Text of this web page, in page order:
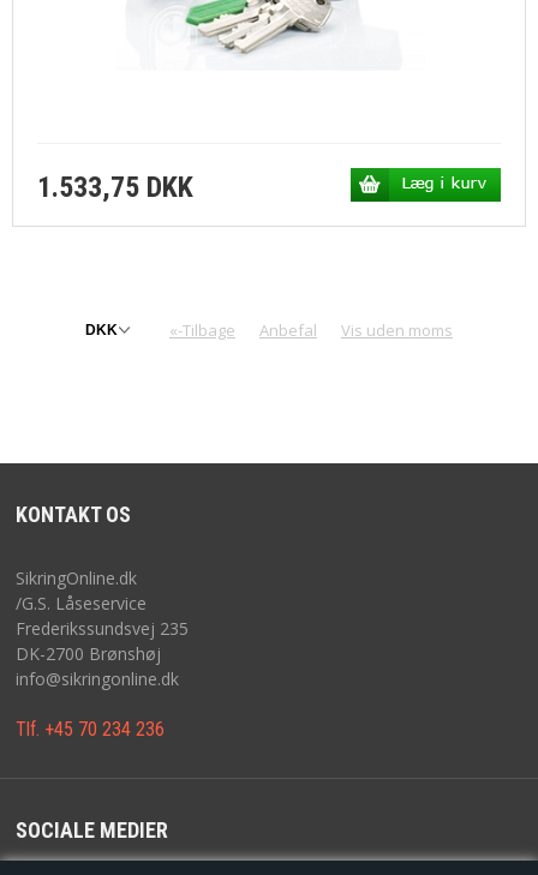
1.533,75 DKK
«-Tilbage Anbefal Vis uden moms
KONTAKT OS
SikringOnline.dk
/G.S. Låseservice
Frederikssundsvej 235
DK-2700 Brønshøj
info@sikringonline.dk
Tlf. +45 70 234 236
SOCIALE MEDIER